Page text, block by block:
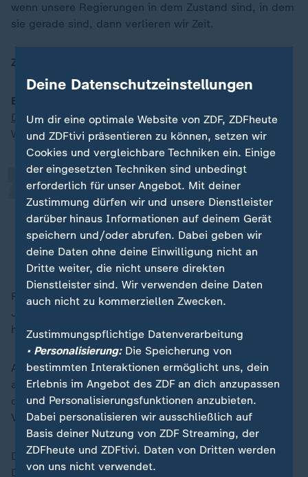
wenn unsere Regierungen in dem Zustand sind, in dem
sie gerade sind, dann verlieren wir Zeit.
ZDFheute:
Berner:
Deutschlandund Frankreich haben sehr niedrige
Wachstumsraten.
Unsere Wirtschaft hat eine Panne.
Wir haben Unternehmen, die zögern
zu investieren.
„
Frédéric Berner, CCFA-Geschäftsführer
Frankreich rühmt sich zu recht damit, in den letzten
Jahren viele internationale Investoren angeworben zu
haben. Die Ansiedlungspolitik war sehr ausgeprägt.
Aber wenn man sich diese ausländischen Investoren
anschaut, dann hat jeder zweite schon angekündigt,
dass er die Investitionen nicht weiterführt. Weil die
Vision nicht klar ist.
Dabei haben wir sehr viele große Baustellen. Die
Digitalisierung, Umwelt, Energie,
Deine Datenschutzeinstellungen
Um dir eine optimale Website von ZDF, ZDFheute
und ZDFtivi präsentieren zu können, setzen wir
Cookies und vergleichbare Techniken ein. Einige
der eingesetzten Techniken sind unbedingt
erforderlich für unser Angebot. Mit deiner
Zustimmung dürfen wir und unsere Dienstleister
darüber hinaus Informationen auf deinem Gerät
speichern und/oder abrufen. Dabei geben wir
deine Daten ohne deine Einwilligung nicht an
Dritte weiter, die nicht unsere direkten
Dienstleister sind. Wir verwenden deine Daten
auch nicht zu kommerziellen Zwecken.
Zustimmungspflichtige Datenverarbeitung
• Personalisierung:Die Speicherung von
bestimmten Interaktionen ermöglicht uns, dein
Erlebnis im Angebot des ZDF an dich anzupassen
und Personalisierungsfunktionen anzubieten.
Dabei personalisieren wir ausschließlich auf
Basis deiner Nutzung von ZDF Streaming, der
ZDFheute und ZDFtivi. Daten von Dritten werden
von uns nicht verwendet.